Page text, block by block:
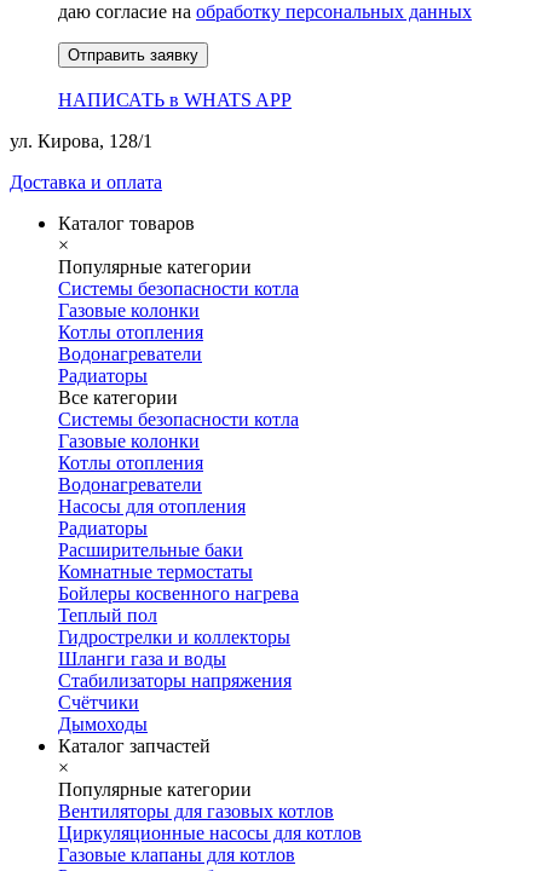
даю согласие на обработку персональных данных
Отправить заявку
НАПИСАТЬ в WHATS APP
ул. Кирова, 128/1
Доставка и оплата
Каталог товаров
×
Популярные категории
Системы безопасности котла
Газовые колонки
Котлы отопления
Водонагреватели
Радиаторы
Все категории
Системы безопасности котла
Газовые колонки
Котлы отопления
Водонагреватели
Насосы для отопления
Радиаторы
Расширительные баки
Комнатные термостаты
Бойлеры косвенного нагрева
Теплый пол
Гидрострелки и коллекторы
Шланги газа и воды
Стабилизаторы напряжения
Счётчики
Дымоходы
Каталог запчастей
×
Популярные категории
Вентиляторы для газовых котлов
Циркуляционные насосы для котлов
Газовые клапаны для котлов